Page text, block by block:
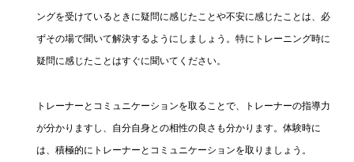
ングを受けているときに疑問に感じたことや不安に感じたことは、必
ずその場で聞いて解決するようにしましょう。特にトレーニング時に
疑問に感じたことはすぐに聞いてください。
トレーナーとコミュニケーションを取ることで、トレーナーの指導力
が分かりますし、自分自身との相性の良さも分かります。体験時に
は、積極的にトレーナーとコミュニケーションを取りましょう。